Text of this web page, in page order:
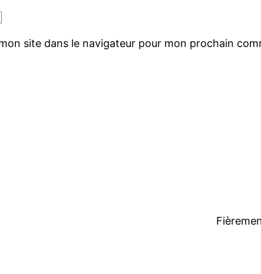
site dans le navigateur pour mon prochain